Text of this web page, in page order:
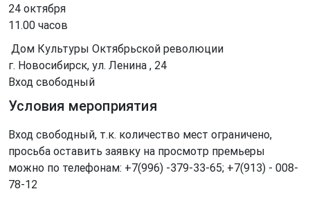
24 октября
11.00 часов
Дом Культуры Октябрьской революции
г. Новосибирск, ул. Ленина , 24
Вход свободный
Условия мероприятия
Вход свободный, т.к. количество мест ограничено,
просьба оставить заявку на просмотр премьеры
можно по телефонам: +7(996) -379-33-65; +7(913) - 008-
78-12